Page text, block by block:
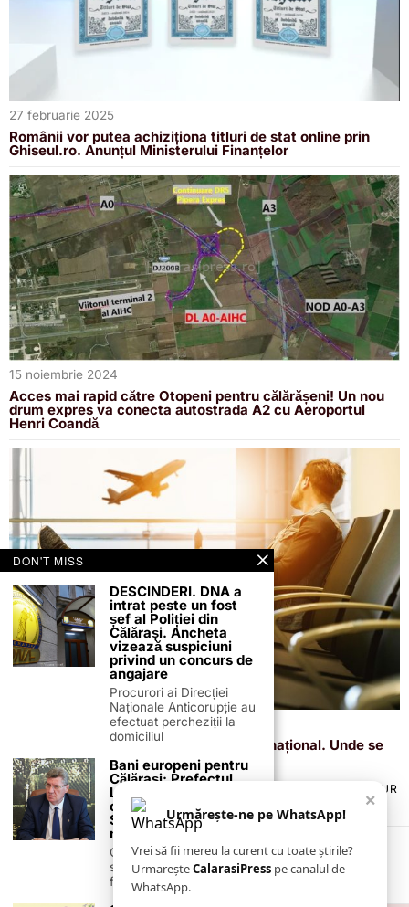
27 februarie 2025
Românii vor putea achiziționa titluri de stat online prin
Ghiseul.ro. Anunțul Ministerului Finanțelor
15 noiembrie 2024
Acces mai rapid către Otopeni pentru călărășeni! Un nou
drum expres va conecta autostrada A2 cu Aeroportul
Henri Coandă
31 octombrie 2024
România va avea un nou aeroport internațional. Unde se
va construi și când vor demara lucrările
TERMENI ȘI CONDIȚII
POLITICA DE ANULARE & RETUR
PUBLICITATE ONLINE & TIPĂRITĂ
CONTACT
ZIARUL ANUNȚUL CĂLĂRĂȘEAN
×
Urmărește-ne pe WhatsApp!
Vrei să fii mereu la curent cu toate știrile?
UrmareșteCalarasiPress pe canalul de
WhatsApp.
DON'T MISS
DESCINDERI. DNA a
intrat peste un fost
șef al Poliției din
Călărași. Ancheta
vizează suspiciuni
privind un concurs de
angajare
Procurori ai Direcției
Naționale Anticorupție au
efectuat percheziții la
domiciliul
Bani europeni pentru
Călărași: Prefectul
Laurențiu State anunță
colaborarea cu ADR
Sud-Muntenia pentru
noi finanțări
Călărașul se pregătește
să intre pe harta
finanțărilor europene, cu